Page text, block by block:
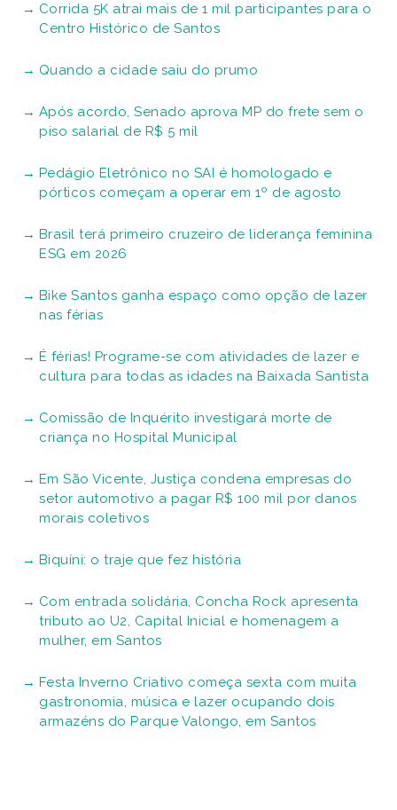
Corrida 5K atrai mais de 1 mil participantes para o
Centro Histórico de Santos
Quando a cidade saiu do prumo
Após acordo, Senado aprova MP do frete sem o
piso salarial de R$ 5 mil
Pedágio Eletrônico no SAI é homologado e
pórticos começam a operar em 1º de agosto
Brasil terá primeiro cruzeiro de liderança feminina
ESG em 2026
Bike Santos ganha espaço como opção de lazer
nas férias
É férias! Programe-se com atividades de lazer e
cultura para todas as idades na Baixada Santista
Comissão de Inquérito investigará morte de
criança no Hospital Municipal
Em São Vicente, Justiça condena empresas do
setor automotivo a pagar R$ 100 mil por danos
morais coletivos
Biquíni: o traje que fez história
Com entrada solidária, Concha Rock apresenta
tributo ao U2, Capital Inicial e homenagem a
mulher, em Santos
Festa Inverno Criativo começa sexta com muita
gastronomia, música e lazer ocupando dois
armazéns do Parque Valongo, em Santos